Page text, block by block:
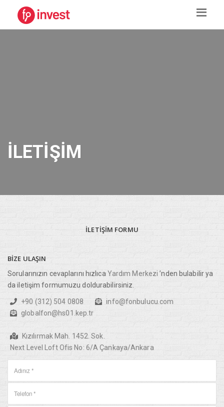
İLETIŞIM
İLETIŞIM FORMU
BIZE ULAŞIN
Sorularınızın cevaplarını hızlıca Yardım Merkezi ’nden bulabilir ya
da iletişim formumuzu doldurabilirsiniz.
+90 (312) 504 0808
info@fonbulucu.com
globalfon@hs01.kep.tr
Kızılırmak Mah. 1452. Sok.
Next Level Loft Ofis No: 6/A Çankaya/Ankara